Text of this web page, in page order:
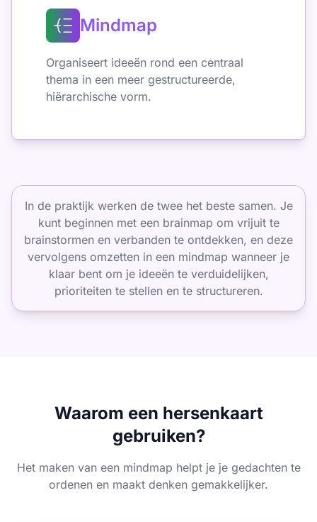
Mindmap
Organiseert ideeën rond een centraal
thema in een meer gestructureerde,
hiërarchische vorm.
In de praktijk werken de twee het beste samen. Je
kunt beginnen met een brainmap om vrijuit te
brainstormen en verbanden te ontdekken, en deze
vervolgens omzetten in een mindmap wanneer je
klaar bent om je ideeën te verduidelijken,
prioriteiten te stellen en te structureren.
Waarom een hersenkaart
gebruiken?
Het maken van een mindmap helpt je je gedachten te
ordenen en maakt denken gemakkelijker.